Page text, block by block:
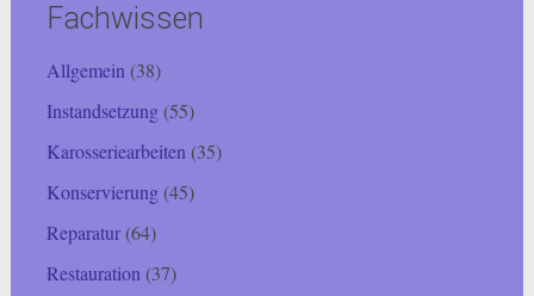
Fachwissen
Allgemein(38)
Instandsetzung(55)
Karosseriearbeiten(35)
Konservierung(45)
Reparatur(64)
Restauration(37)